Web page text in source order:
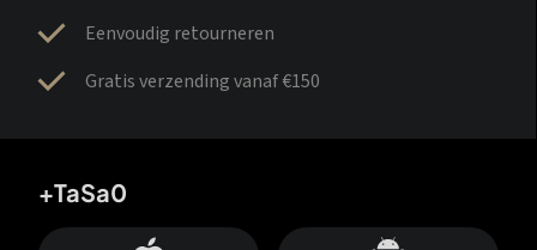
Eenvoudig retourneren
Gratis verzending vanaf €150
+TaSa0